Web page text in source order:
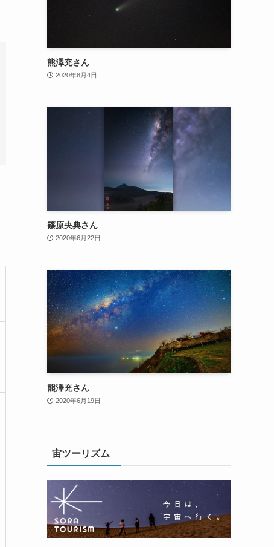
熊澤充さん
2020年8月4日
篠原央典さん
2020年6月22日
熊澤充さん
2020年6月19日
宙ツーリズム